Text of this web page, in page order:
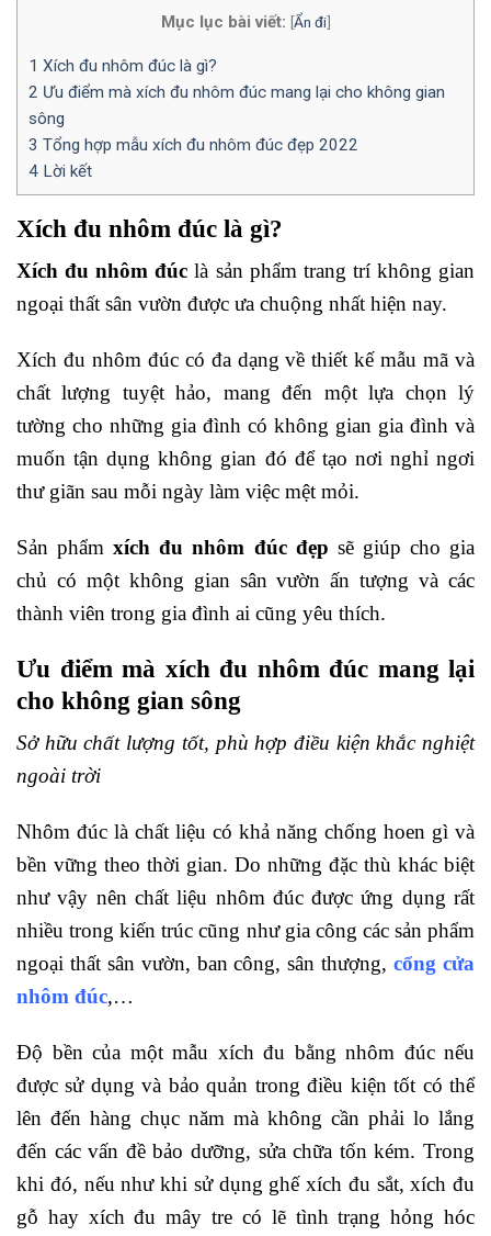
Mục lục bài viết: [Ẩn đi]
1 Xích đu nhôm đúc là gì?
2 Ưu điểm mà xích đu nhôm đúc mang lại cho không gian
sông
3 Tổng hợp mẫu xích đu nhôm đúc đẹp 2022
4 Lời kết
Xích đu nhôm đúc là gì?
Xích đu nhôm đúc là sản phẩm trang trí không gian
ngoại thất sân vườn được ưa chuộng nhất hiện nay.
Xích đu nhôm đúc có đa dạng về thiết kế mẫu mã và
chất lượng tuyệt hảo, mang đến một lựa chọn lý
tường cho những gia đình có không gian gia đình và
muốn tận dụng không gian đó để tạo nơi nghỉ ngơi
thư giãn sau mỗi ngày làm việc mệt mỏi.
Sản phẩmxích đu nhôm đúc đẹp sẽ giúp cho gia
chủ có một không gian sân vườn ấn tượng và các
thành viên trong gia đình ai cũng yêu thích.
Ưu điểm mà xích đu nhôm đúc mang lại
cho không gian sông
Sở hữu chất lượng tốt, phù hợp điều kiện khắc nghiệt
ngoài trời
Nhôm đúc là chất liệu có khả năng chống hoen gì và
bền vững theo thời gian. Do những đặc thù khác biệt
như vậy nên chất liệu nhôm đúc được ứng dụng rất
nhiều trong kiến trúc cũng như gia công các sản phẩm
ngoại thất sân vườn, ban công, sân thượng,cổng cửa
nhôm đúc,…
Độ bền của một mẫu xích đu bằng nhôm đúc nếu
được sử dụng và bảo quản trong điều kiện tốt có thể
lên đến hàng chục năm mà không cần phải lo lắng
đến các vấn đề bảo dưỡng, sửa chữa tốn kém. Trong
khi đó, nếu như khi sử dụng ghế xích đu sắt, xích đu
gỗ hay xích đu mây tre có lẽ tình trạng hỏng hóc